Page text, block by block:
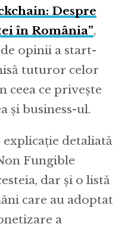
Despre
în România”,
opinii a start-
tuturor celor
ceea ce privește
și business-ul.
detaliată
Fungible
dar și o listă
care au adoptat
a